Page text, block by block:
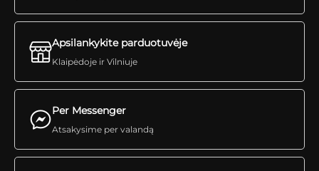
Per Messenger
Atsakysime per valandą
Apsilankykite parduotuvėje
Klaipėdoje ir Vilniuje